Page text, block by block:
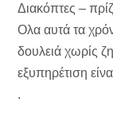
Διακόπτες –
Ολα αυτά τα
δουλειά χωρίς
εξυπηρέτιση